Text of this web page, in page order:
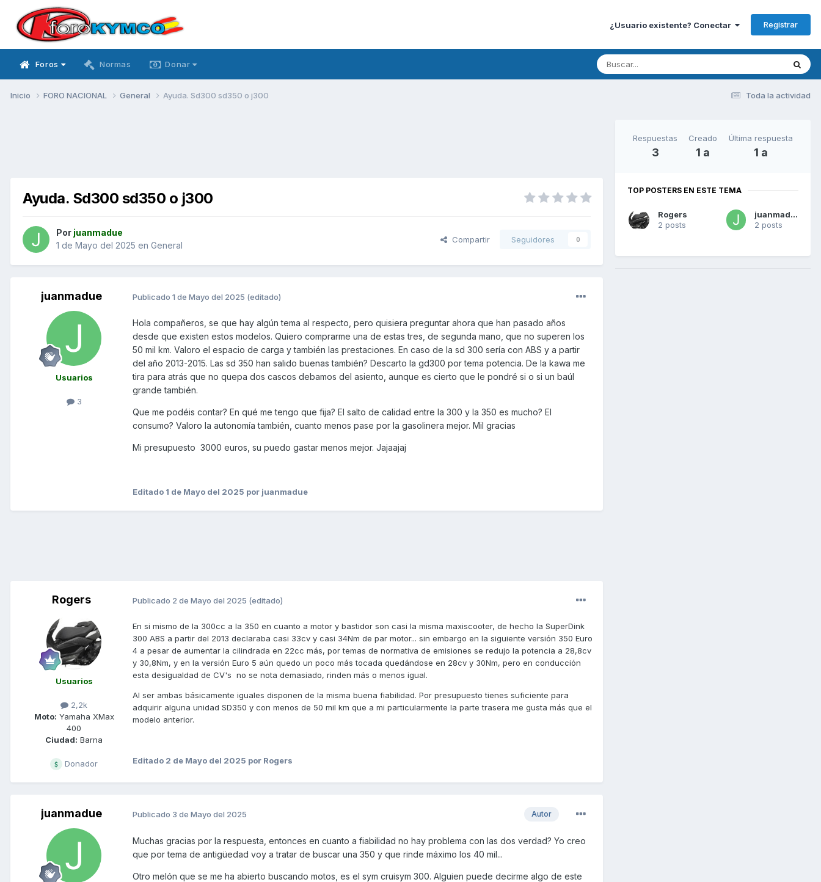
¿Usuario existente? Conectar Registrar
Foros Normas Donar
Toda la actividad
Inicio FORO NACIONAL General Ayuda. Sd300 sd350 o j300
Ayuda. Sd300 sd350 o j300
Por juanmadue
1 de Mayo del 2025 en General
Compartir Seguidores 0
juanmadue
Usuarios
3
Publicado 1 de Mayo del 2025 (editado)
Hola compañeros, se que hay algún tema al respecto, pero quisiera preguntar ahora que han pasado años
desde que existen estos modelos. Quiero comprarme una de estas tres, de segunda mano, que no superen los
50 mil km. Valoro el espacio de carga y también las prestaciones. En caso de la sd 300 sería con ABS y a partir
del año 2013-2015. Las sd 350 han salido buenas también? Descarto la gd300 por tema potencia. De la kawa me
tira para atrás que no quepa dos cascos debamos del asiento, aunque es cierto que le pondré si o si un baúl
grande también.
Que me podéis contar? En qué me tengo que fija? El salto de calidad entre la 300 y la 350 es mucho? El
consumo? Valoro la autonomía también, cuanto menos pase por la gasolinera mejor. Mil gracias
Mi presupuesto 3000 euros, su puedo gastar menos mejor. Jajaajaj
Editado 1 de Mayo del 2025 por juanmadue
Rogers
Usuarios
2,2k
Moto: Yamaha XMax
400
Ciudad: Barna
Donador
Publicado 2 de Mayo del 2025 (editado)
En si mismo de la 300cc a la 350 en cuanto a motor y bastidor son casi la misma maxiscooter, de hecho la SuperDink
300 ABS a partir del 2013 declaraba casi 33cv y casi 34Nm de par motor... sin embargo en la siguiente versión 350 Euro
4 a pesar de aumentar la cilindrada en 22cc más, por temas de normativa de emisiones se redujo la potencia a 28,8cv
y 30,8Nm, y en la versión Euro 5 aún quedo un poco más tocada quedándose en 28cv y 30Nm, pero en conducción
esta desigualdad de CV's no se nota demasiado, rinden más o menos igual.
Al ser ambas básicamente iguales disponen de la misma buena fiabilidad. Por presupuesto tienes suficiente para
adquirir alguna unidad SD350 y con menos de 50 mil km que a mi particularmente la parte trasera me gusta más que el
modelo anterior.
Editado 2 de Mayo del 2025 por Rogers
juanmadue Autor
Publicado 3 de Mayo del 2025
Muchas gracias por la respuesta, entonces en cuanto a fiabilidad no hay problema con las dos verdad? Yo creo
que por tema de antigüedad voy a tratar de buscar una 350 y que rinde máximo los 40 mil...
Otro melón que se me ha abierto buscando motos, es el sym cruisym 300. Alguien puede decirme algo de este
Respuestas
3
Creado
1 a
Última respuesta
1 a
TOP POSTERS EN ESTE TEMA
Rogers
2 posts
juanmadue
2 posts